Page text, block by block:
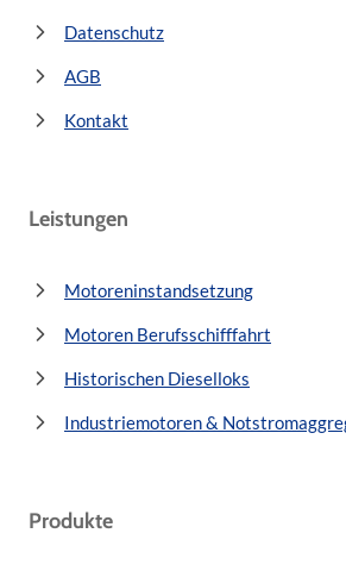
Datenschutz
AGB
Kontakt
Leistungen
Motoreninstandsetzung
Motoren Berufsschifffahrt
Historischen Dieselloks
Industriemotoren &
Produkte